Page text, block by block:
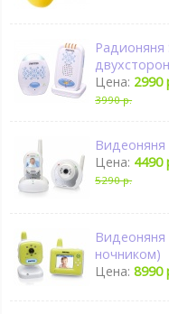
Радионяня
Цена: 2990
3990 р.
Видеоняня
Цена: 4490
5290 р.
Видеоняня
ночником)
Цена:8990